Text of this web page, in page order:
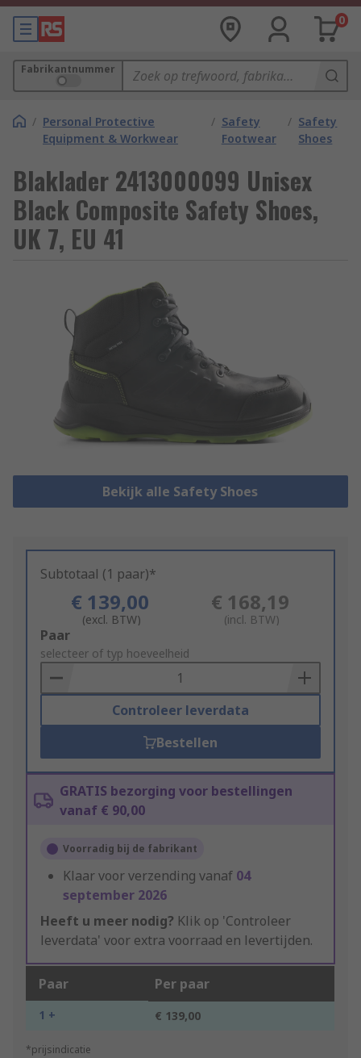
0
Fabrikantnummer
/ Personal Protective
Equipment & Workwear
/ Safety
Footwear
/ Safety
Shoes
Blaklader 2413000099 Unisex
Black Composite Safety Shoes,
UK 7, EU 41
Bekijk alle Safety Shoes
Subtotaal (1 paar)*
€ 139,00
(excl. BTW)
€ 168,19
(incl. BTW)
Add
to
Basket
Paar
selecteer of typ hoeveelheid
Controleer leverdata
Bestellen
GRATIS bezorging voor bestellingen
vanaf € 90,00
Voorradig bij de fabrikant
Klaar voor verzending vanaf 04
september 2026
Heeft u meer nodig? Klik op 'Controleer
leverdata' voor extra voorraad en levertijden.
Paar Per paar
1 + € 139,00
*prijsindicatie